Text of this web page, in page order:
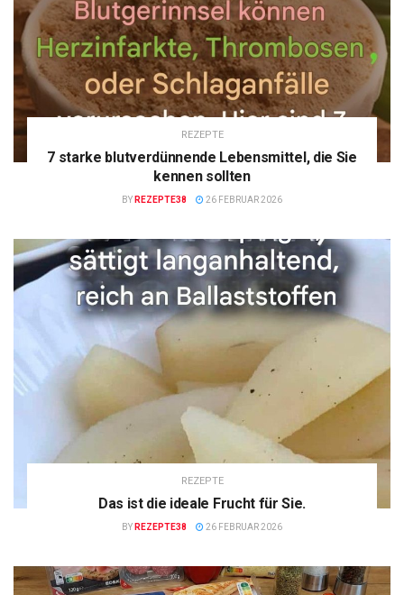
REZEPTE
7 starke blutverdünnende Lebensmittel, die Sie
kennen sollten
BY REZEPTE38 26 FEBRUAR 2026
REZEPTE
Das ist die ideale Frucht für Sie.
BY REZEPTE38 26 FEBRUAR 2026